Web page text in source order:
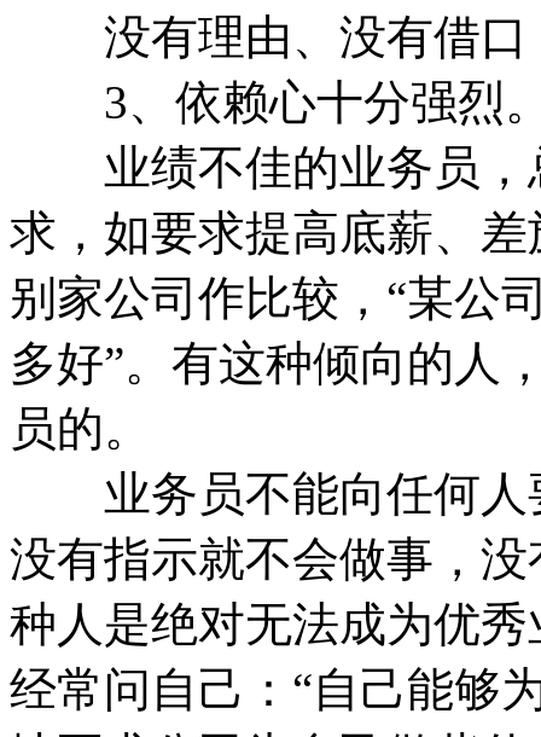
没有理由、没有借口
3、依赖心十分强烈
业绩不佳的业务员，
求，如要求提高底薪、
别家公司作比较，“某公
多好”。有这种倾向的人
员的。
业务员不能向任何人
没有指示就不会做事，
种人是绝对无法成为优
经常问自己：“自己能够